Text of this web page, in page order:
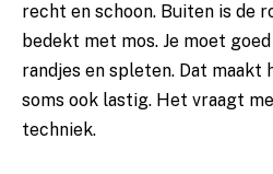
recht en schoon. Buiten is de
bedekt met mos. Je moet
randjes en spleten. Dat maakt
soms ook lastig. Het vraagt
techniek.